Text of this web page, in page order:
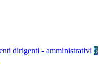
dirigenti - amministrativi 5